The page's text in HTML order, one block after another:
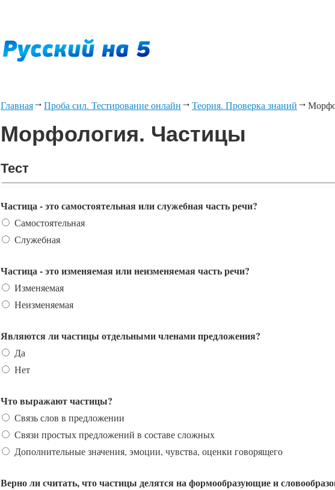
Главная Проба сил. Тестирование онлайн Теория. Проверка знаний
Морфология. Частицы
Тест
Тест
Частица - это самостоятельная или служебная часть речи?
Самостоятельная
Служебная
Частица - это изменяемая или неизменяемая часть речи?
Изменяемая
Неизменяемая
Являются ли частицы отдельными членами предложения?
Да
Нет
Что выражают частицы?
Связь слов в предложении
Связи простых предложений в составе сложных
Дополнительные значения, эмоции, чувства, оценки говорящего
Верно ли считать, что частицы делятся на формообразующие и